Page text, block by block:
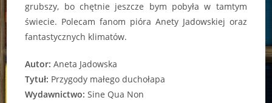
grubszy, bo chętnie jeszcze bym pobyła w tamtym
świecie. Polecam fanom pióra Anety Jadowskiej oraz
fantastycznych klimatów.
Autor: Aneta Jadowska
Tytuł: Przygody małego duchołapa
Wydawnictwo: Sine Qua Non